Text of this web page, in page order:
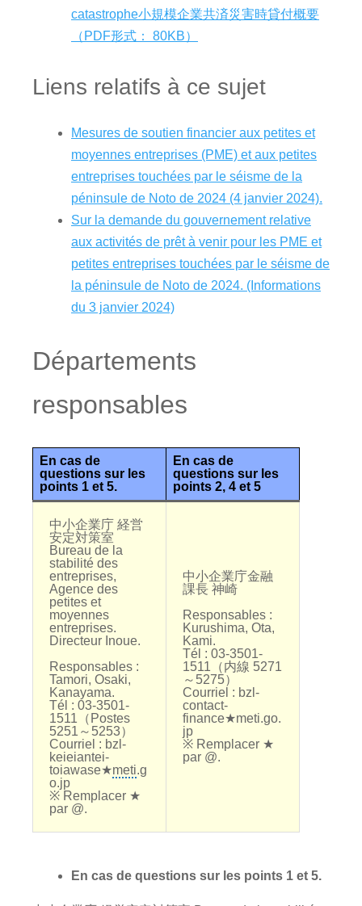
catastrophe小規模企業共済災害時貸付概要
（PDF形式： 80KB）
Liens relatifs à ce sujet
Mesures de soutien financier aux petites et
moyennes entreprises (PME) et aux petites
entreprises touchées par le séisme de la
péninsule de Noto de 2024 (4 janvier 2024).
Sur la demande du gouvernement relative
aux activités de prêt à venir pour les PME et
petites entreprises touchées par le séisme de
la péninsule de Noto de 2024. (Informations
du 3 janvier 2024)
Départements
responsables
En cas de
questions sur les
points 1 et 5.
En cas de
questions sur les
points 2, 4 et 5
中小企業庁 経営
安定対策室
Bureau de la
stabilité des
entreprises,
Agence des
petites et
moyennes
entreprises.
Directeur Inoue.
Responsables :
Tamori, Osaki,
Kanayama.
Tél : 03-3501-
1511（Postes
5251～5253）
Courriel : bzl-
keieiantei-
toiawase★meti.g
o.jp
※ Remplacer ★
par @.
中小企業庁金融
課長 神崎
Responsables :
Kurushima, Ota,
Kami.
Tél : 03-3501-
1511（内線 5271
～5275）
Courriel : bzl-
contact-
finance★meti.go.
jp
※ Remplacer ★
par @.
En cas de questions sur les points 1 et 5.